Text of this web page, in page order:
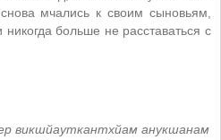
мчались к своим сыновьям,
больше не расставаться с
викшйауткантхйам анукшанам